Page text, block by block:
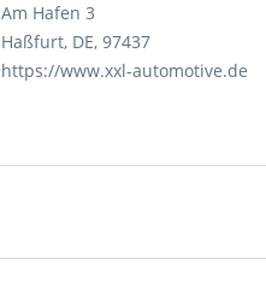
Am Hafen 3
Haßfurt, DE, 97437
https://www.xxl-automotive.de